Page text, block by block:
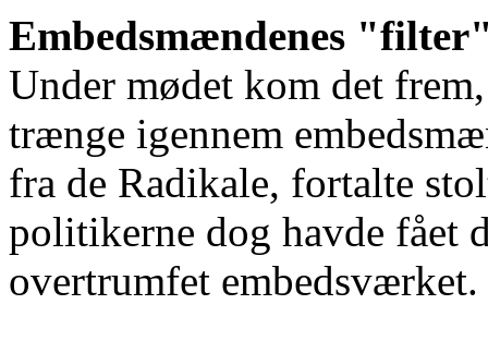
Embedsmændenes
Under mødet kom det
trænge igennem
fra de Radikale, fortalte
politikerne dog havde fået
overtrumfet embedsværket.